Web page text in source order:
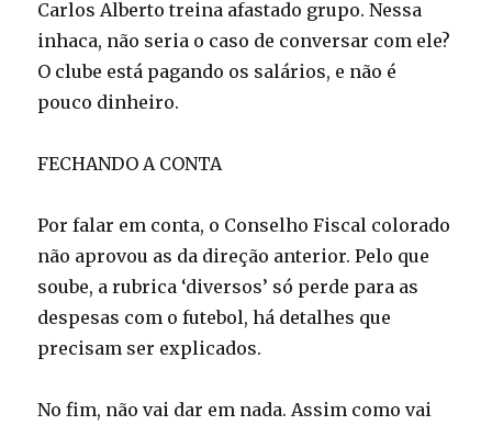
Carlos Alberto treina afastado grupo. Nessa
inhaca, não seria o caso de conversar com ele?
O clube está pagando os salários, e não é
pouco dinheiro.
FECHANDO A CONTA
Por falar em conta, o Conselho Fiscal colorado
não aprovou as da direção anterior. Pelo que
soube, a rubrica ‘diversos’ só perde para as
despesas com o futebol, há detalhes que
precisam ser explicados.
No fim, não vai dar em nada. Assim como vai